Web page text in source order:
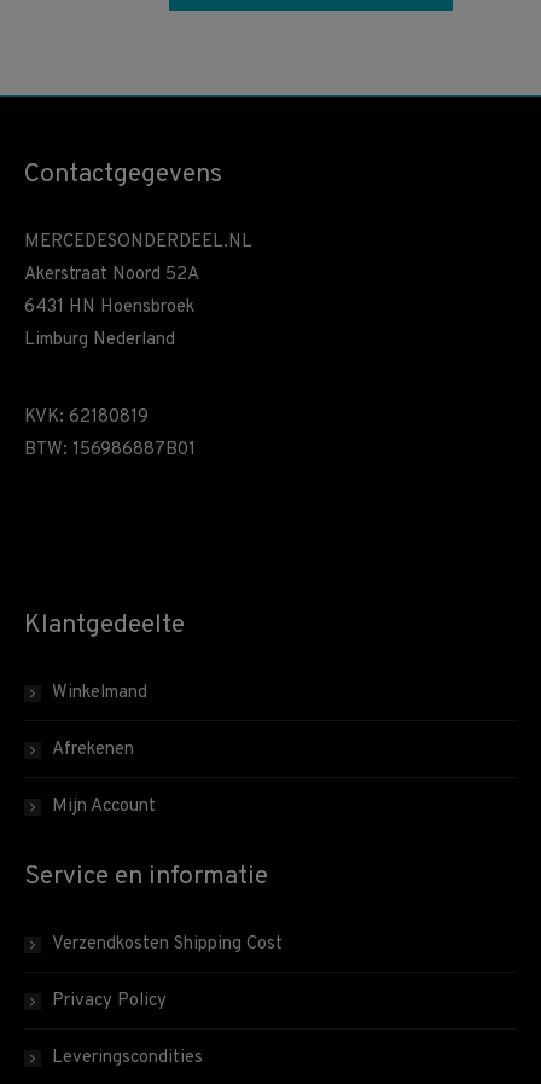
Contactgegevens
MERCEDESONDERDEEL.NL
Akerstraat Noord 52A
6431 HN Hoensbroek
Limburg Nederland
KVK: 62180819
BTW: 156986887B01
Klantgedeelte
Winkelmand
Afrekenen
Mijn Account
Service en informatie
Verzendkosten Shipping Cost
Privacy Policy
Leveringscondities